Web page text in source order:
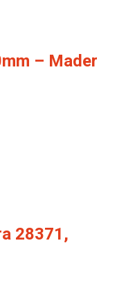
– Mader
28371,